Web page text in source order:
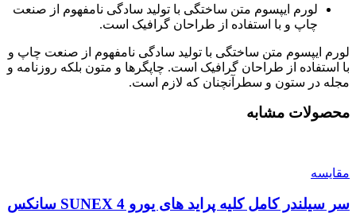
لورم ایپسوم متن ساختگی با تولید سادگی نامفهوم از صنعت
چاپ و با استفاده از طراحان گرافیک است.
لورم ایپسوم متن ساختگی با تولید سادگی نامفهوم از صنعت چاپ و
با استفاده از طراحان گرافیک است. چاپگرها و متون بلکه روزنامه و
مجله در ستون و سطرآنچنان که لازم است.
محصولات مشابه
مقایسه
سر سیلندر کامل کلیه پراید های یورو 4 SUNEX سانکس